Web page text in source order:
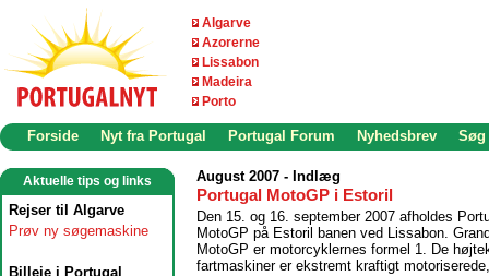
Algarve
Azorerne
Lissabon
Madeira
Porto
Forside Nyt fra Portugal Portugal Forum Nyhedsbrev Søg
Aktuelle tips og links
Rejser til Algarve
Prøv ny søgemaskine
Billeje i Portugal
August 2007 - Indlæg
Portugal MotoGP i Estoril
Den 15. og 16. september 2007 afholdes
MotoGP på Estoril banen ved Lissabon.
MotoGP er motorcyklernes formel 1. De
fartmaskiner er ekstremt kraftigt